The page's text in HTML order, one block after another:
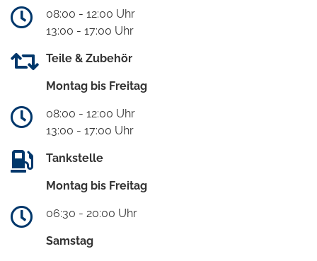
08:00 - 12:00 Uhr
13:00 - 17:00 Uhr
Teile & Zubehör
Montag bis Freitag
08:00 - 12:00 Uhr
13:00 - 17:00 Uhr
Tankstelle
Montag bis Freitag
06:30 - 20:00 Uhr
Samstag